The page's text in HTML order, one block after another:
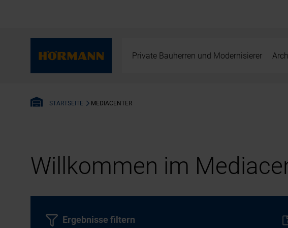
Private Bauherren und Modernisierer
STARTSEITE MEDIACENTER
Willkommen im
Ergebnisse filtern